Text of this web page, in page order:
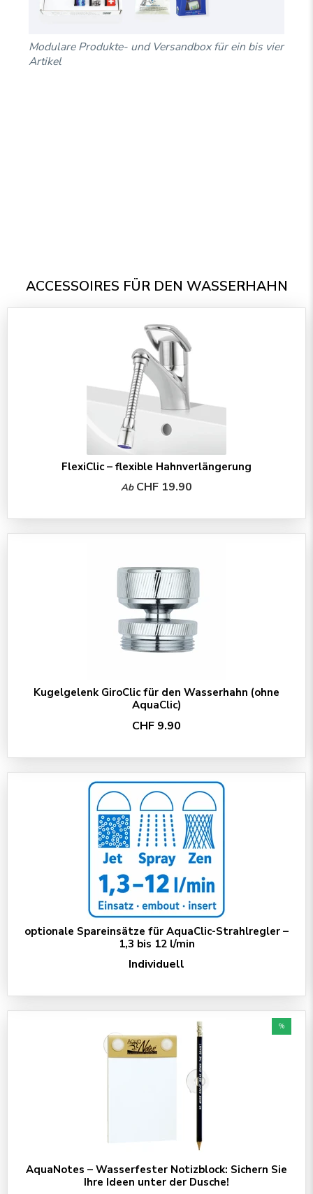
Modulare Produkte- und Versandbox für ein bis vier
Artikel
ACCESSOIRES FÜR DEN WASSERHAHN
FlexiClic – flexible Hahnverlängerung
Ab CHF 19.90
Kugelgelenk GiroClic für den Wasserhahn (ohne
AquaClic)
CHF 9.90
optionale Spareinsätze für AquaClic-Strahlregler –
1,3 bis 12 l/min
Individuell
%
AquaNotes – Wasserfester Notizblock: Sichern Sie
Ihre Ideen unter der Dusche!